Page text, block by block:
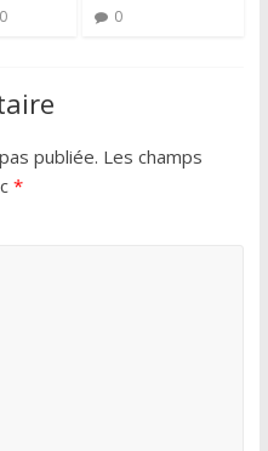
0
0
publiée. Les champs
*